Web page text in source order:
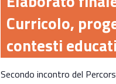
Curricolo,
contesti
Secondo incontro del